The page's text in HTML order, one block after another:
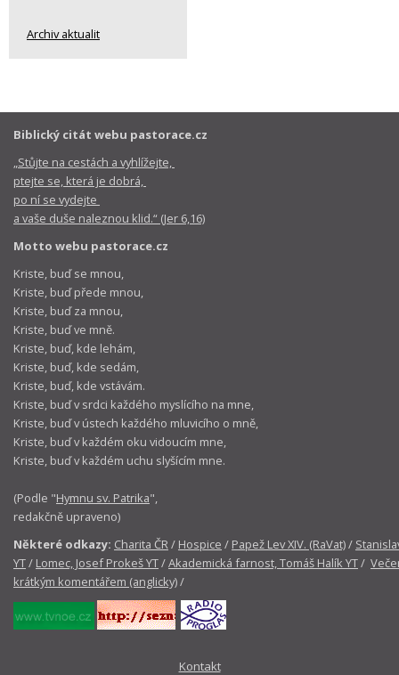
Archiv aktualit
Biblický citát webu pastorace.cz
„Stůjte na cestách a vyhlížejte,
ptejte se, která je dobrá,
po ní se vydejte
a vaše duše naleznou klid.“ (Jer 6,16)
Motto webu pastorace.cz
Kriste, buď se mnou,
Kriste, buď přede mnou,
Kriste, buď za mnou,
Kriste, buď ve mně.
Kriste, buď, kde lehám,
Kriste, buď, kde sedám,
Kriste, buď, kde vstávám.
Kriste, buď v srdci každého myslícího na mne,
Kriste, buď v ústech každého mluvicího o mně,
Kriste, buď v každém oku vidoucím mne,
Kriste, buď v každém uchu slyšícím mne.
(Podle "Hymnu sv. Patrika",
redakčně upraveno)
Některé odkazy: Charita ČR/ Hospice / Papež Lev XIV. (RaVat)/
YT/ Lomec, Josef Prokeš YT/Akademická farnost, Tomáš Halík YT/
krátkým komentářem (anglicky)/
Kontakt